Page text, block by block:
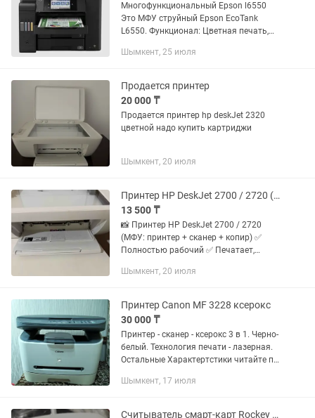
Многофункциональный Epson l6550
Это МФУ струйный Epson EcoTank
L6550. Функционал: Цветная печать,
формата A4 с автоматической
Шымкент, 25 июля
Продается принтер
20 000 ₸
Продается принтер hp deskJet 2320
цветной надо купить картриджи
Шымкент, 20 июля
Принтер HP DeskJet 2700 / 2720 (МФУ принтер сканер копир)
13 500 ₸
📸 Принтер HP DeskJet 2700 / 2720
(МФУ: принтер + сканер + копир) ✅
Полностью рабочий ✅ Печатает,
дома, учебы и офиса 💡 Картриджи в
Шымкент, 20 июля
Принтер Canon MF 3228 ксерокс
30 000 ₸
Принтер - сканер - ксерокс 3 в 1. Черно-
белый. Технология печати - лазерная.
Остальные Характертстики читайте по
комплекте полный картриджем плюс 2
Шымкент, 17 июля
Считыватель смарт-карт Rockey 301 (Картридер для ЭЦП / удостоверения)